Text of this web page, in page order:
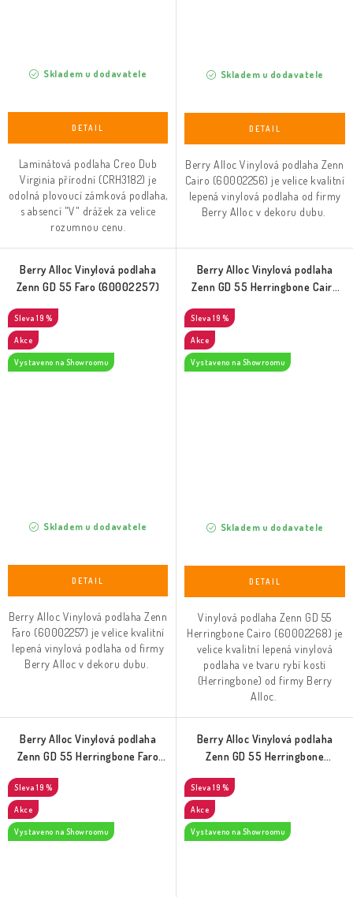
Skladem u dodavatele
Laminátová podlaha Creo Dub
Virginia přírodní (CRH3182) je
odolná plovoucí zámková podlaha,
s absencí "V" drážek za velice
rozumnou cenu.
Skladem u dodavatele
Berry Alloc Vinylová podlaha Zenn
Cairo (60002256) je velice kvalitní
lepená vinylová podlaha od firmy
Berry Alloc v dekoru dubu.
Berry Alloc Vinylová podlaha
Zenn GD 55 Faro (60002257)
19 %
Akce
Vystaveno na Showroomu
Skladem u dodavatele
Berry Alloc Vinylová podlaha Zenn
Faro (60002257) je velice kvalitní
lepená vinylová podlaha od firmy
Berry Alloc v dekoru dubu.
Berry Alloc Vinylová podlaha
Zenn GD 55 Herringbone Cairo
19 %
Akce
Vystaveno na Showroomu
Skladem u dodavatele
Vinylová podlaha Zenn GD 55
Herringbone Cairo (60002268) je
velice kvalitní lepená vinylová
podlaha ve tvaru rybí kosti
(Herringbone) od firmy Berry
Alloc.
Berry Alloc Vinylová podlaha
Zenn GD 55 Herringbone Faro
19 %
Akce
Vystaveno na Showroomu
Berry Alloc Vinylová podlaha
Zenn GD 55 Herringbone
19 %
Akce
Vystaveno na Showroomu